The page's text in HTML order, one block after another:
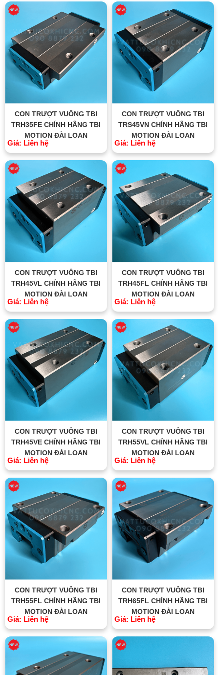
CON TRƯỢT VUÔNG TBI
TRH35FE CHÍNH HÃNG TBI
MOTION ĐÀI LOAN
Giá: Liên hệ
CON TRƯỢT VUÔNG TBI
TRS45VN CHÍNH HÃNG TBI
MOTION ĐÀI LOAN
Giá: Liên hệ
CON TRƯỢT VUÔNG TBI
TRH45VL CHÍNH HÃNG TBI
MOTION ĐÀI LOAN
Giá: Liên hệ
CON TRƯỢT VUÔNG TBI
TRH45FL CHÍNH HÃNG TBI
MOTION ĐÀI LOAN
Giá: Liên hệ
CON TRƯỢT VUÔNG TBI
TRH45VE CHÍNH HÃNG TBI
MOTION ĐÀI LOAN
Giá: Liên hệ
CON TRƯỢT VUÔNG TBI
TRH55VL CHÍNH HÃNG TBI
MOTION ĐÀI LOAN
Giá: Liên hệ
CON TRƯỢT VUÔNG TBI
TRH55FL CHÍNH HÃNG TBI
MOTION ĐÀI LOAN
Giá: Liên hệ
CON TRƯỢT VUÔNG TBI
TRH65FL CHÍNH HÃNG TBI
MOTION ĐÀI LOAN
Giá: Liên hệ